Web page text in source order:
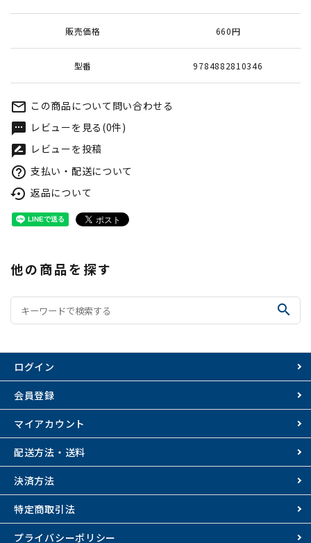
販売価格 660円
型番 9784882810346
mail_outline この商品について問い合わせる
textsms レビューを見る(0件)
rate_review レビューを投稿
help_outline 支払い・配送について
settings_backup_restore 返品について
他の商品を探す
search
ログイン
会員登録
マイアカウント
配送方法・送料
決済方法
特定商取引法
プライバシーポリシー